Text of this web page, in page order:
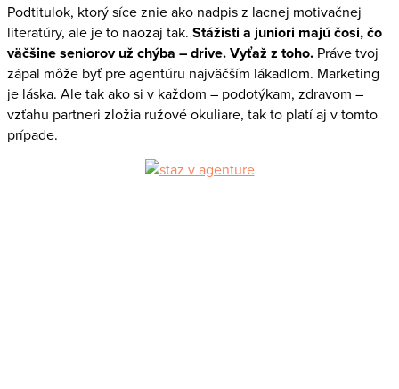
Podtitulok, ktorý síce znie ako nadpis z lacnej motivačnej
literatúry, ale je to naozaj tak. Stážisti a juniori majú čosi, čo
väčšine seniorov už chýba – drive. Vyťaž z toho. Práve tvoj
zápal môže byť pre agentúru najväčším lákadlom. Marketing
je láska. Ale tak ako si v každom – podotýkam, zdravom –
vzťahu partneri zložia ružové okuliare, tak to platí aj v tomto
prípade.